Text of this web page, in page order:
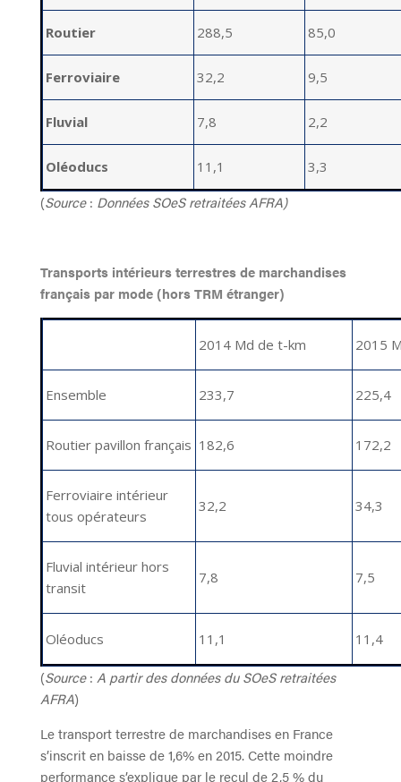
Routier 288,5 85,0
Ferroviaire 32,2 9,5
Fluvial 7,8 2,2
Oléoducs 11,1 3,3
(Source: Données SOeS retraitées AFRA)
Transports intérieurs terrestres de marchandises
français par mode (hors TRM étranger)
2014 Md de t-km 2015
Ensemble 233,7 225,4
Routier pavillon français 182,6 172,2
Ferroviaire intérieur
tous opérateurs
32,2 34,3
Fluvial intérieur hors
transit
7,8 7,5
Oléoducs 11,1 11,4
(Source: A partir des données du SOeS retraitées
AFRA)
Le transport terrestre de marchandises en France
s’inscrit en baisse de 1,6% en 2015. Cette moindre
performance s’explique par le recul de 2,5 % du